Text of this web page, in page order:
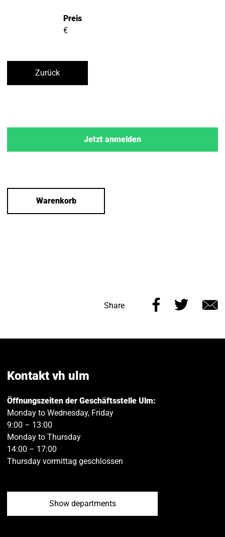
Preis
€
Zurück
Jetzt anmelden
Warenkorb
Share
Share
page
Share
page
Kontakt vh ulm
Öffnungszeiten der Geschäftsstelle Ulm:
Monday to Wednesday, Friday
9:00 – 13:00
Monday to Thursday
14:00 – 17:00
Thursday vormittag geschlossen
Show departments